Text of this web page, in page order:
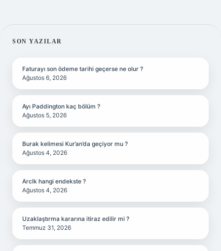
SIDEBAR
SON YAZILAR
Faturayı son ödeme tarihi geçerse ne olur ?
Ağustos 6, 2026
Ayı Paddington kaç bölüm ?
Ağustos 5, 2026
Burak kelimesi Kur’an’da geçiyor mu ?
Ağustos 4, 2026
Arclk hangi endekste ?
Ağustos 4, 2026
Uzaklaştırma kararına itiraz edilir mi ?
Temmuz 31, 2026